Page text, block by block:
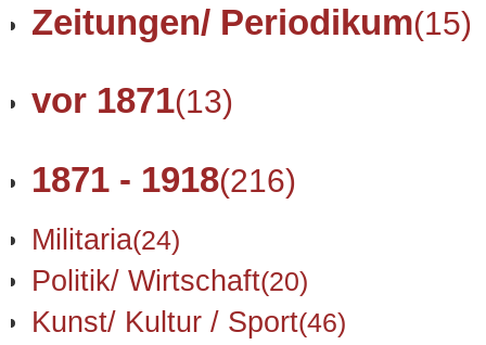
Zeitungen/ Periodikum(15)
vor 1871(13)
1871 - 1918(216)
Militaria(24)
Politik/ Wirtschaft(20)
Kunst/ Kultur / Sport(46)